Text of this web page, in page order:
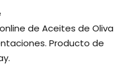
de Aceites de Oliva
Producto de